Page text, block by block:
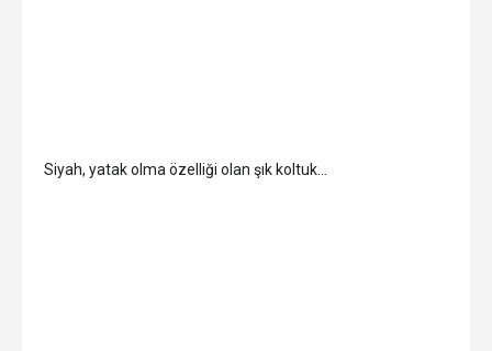
Siyah, yatak olma özelliği olan şık koltuk…